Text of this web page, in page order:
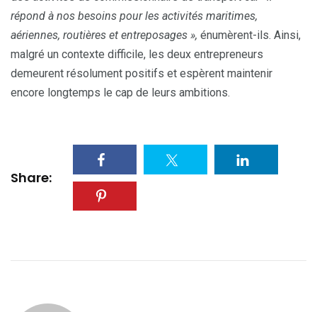
répond à nos besoins pour les activités maritimes,
aériennes, routières et entreposages », énumèrent-ils. Ainsi,
malgré un contexte difficile, les deux entrepreneurs
demeurent résolument positifs et espèrent maintenir
encore longtemps le cap de leurs ambitions.
Share: